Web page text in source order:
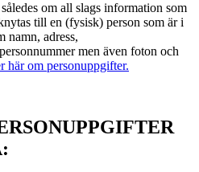
om all slags information som
till en (fysisk) person som är i
namn, adress,
men även foton och
här om personuppgifter.